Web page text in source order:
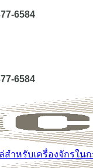
6584
6584
สำหรับเครื่องจักรใน